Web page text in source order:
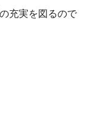
充実を図るので